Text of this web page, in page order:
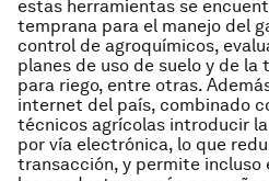
estas herramientas se
temprana para el manejo del
control de agroquímicos,
planes de uso de suelo y de
para riego, entre otras.
internet del país, combinado
técnicos agrícolas introducir
por vía electrónica, lo que
transacción, y permite incluso